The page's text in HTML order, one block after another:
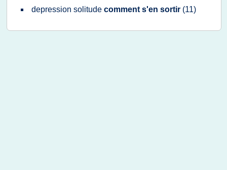
depression solitude comment s'en sortir (11)